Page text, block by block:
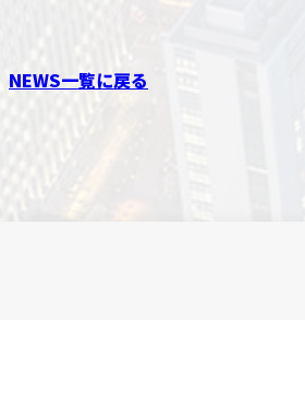
NEWS一覧に戻る